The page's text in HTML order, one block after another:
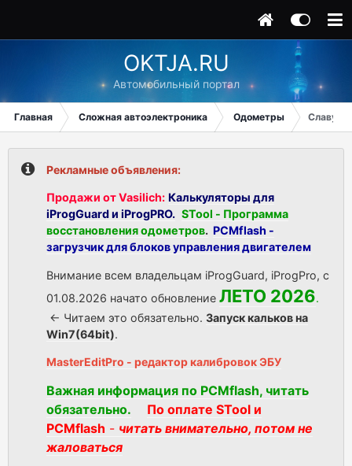
OKTJA.RU
Автомобильный портал
Главная Сложная автоэлектроника Одометры
Рекламные объявления:
Продажи от Vasilich: Калькуляторы для
iProgGuard и iProgPRO. STool - Программа
восстановления одометров. PCMflash -
загрузчик для блоков управления двигателем
Внимание всем владельцам iProgGuard, iProgPro, с
01.08.2026 начато обновление ЛЕТО 2026.
<- Читаем это обязательно. Запуск кальков на
Win7(64bit).
MasterEditPro - редактор калибровок ЭБУ
Важная информация по PCMflash, читать
обязательно.
По оплате STool и
PCMflash - читать внимательно, потом не
жаловаться